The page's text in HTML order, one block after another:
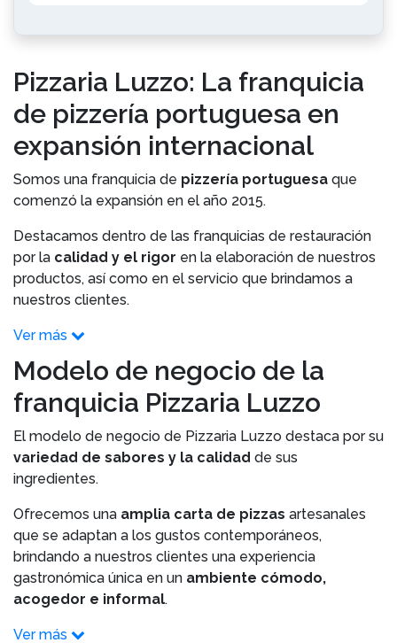
Pizzaria Luzzo: La franquicia
de pizzería portuguesa en
expansión internacional
Somos una franquicia de pizzería portuguesa que
comenzó la expansión en el año 2015.
Destacamos dentro de las franquicias de restauración
por la calidad y el rigor en la elaboración de nuestros
productos, así como en el servicio que brindamos a
nuestros clientes.
Ver más
Modelo de negocio de la
franquicia Pizzaria Luzzo
El modelo de negocio de Pizzaria Luzzo destaca por su
variedad de sabores y la calidad de sus
ingredientes.
Ofrecemos una amplia carta de pizzas artesanales
que se adaptan a los gustos contemporáneos,
brindando a nuestros clientes una experiencia
gastronómica única en un ambiente cómodo,
acogedor e informal.
Ver más